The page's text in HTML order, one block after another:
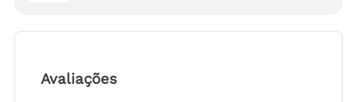
Avaliações